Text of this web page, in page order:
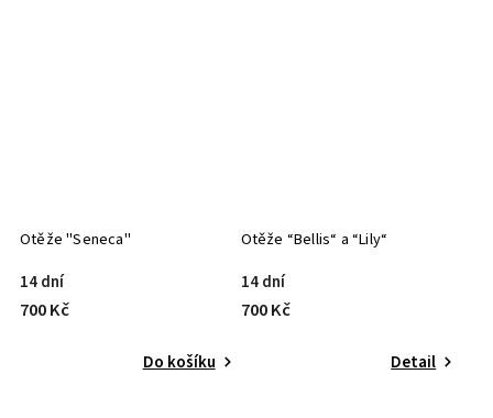
Otěže "Seneca"
14 dní
700 Kč
Do košíku
Otěže “Bellis“ a “Lily“
14 dní
700 Kč
Detail